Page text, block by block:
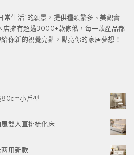
常生活”的願景，提供種類繁多、美觀實
店擁有超過3000+款傢俬，每一款產品都
你新的視覺亮點，點亮你的家居夢想！
80cm小戶型
風雙人直排梳化床
两用新款